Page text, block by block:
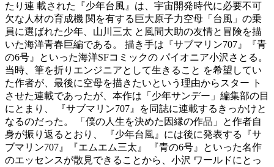
たり連 載された『少年台風』は、宇宙開発時代に必要不可
欠な人材の育成機 関を有する巨大原子力空母「台風」の乗
員に選ばれた少年、山川三太 と風間大助の友情と冒険を描
いた海洋青春巨編である。 描き手は『サブマリン707』『青
の6号』といった海洋SFコミックの パイオニア小沢さとる。
当時、筆を折りエンジニアとして生きること を希望してい
た作者が、最後に空母を描きたいという理由からスター ト
させた連載であったが、本作は「少年サンデー」編集部の目
にとまり、 『サブマリン707』を同誌に連載するきっかけと
なるのだった。 「僕の人生を決めた因縁の作品」と作者自
身が振り返るとおり、 『少年台風』には後に発表する『サ
ブマリン707』『エムエム三太』 『青の6号』といった名作
のエッセンスが散見できることから、小沢 ワールドにとっ